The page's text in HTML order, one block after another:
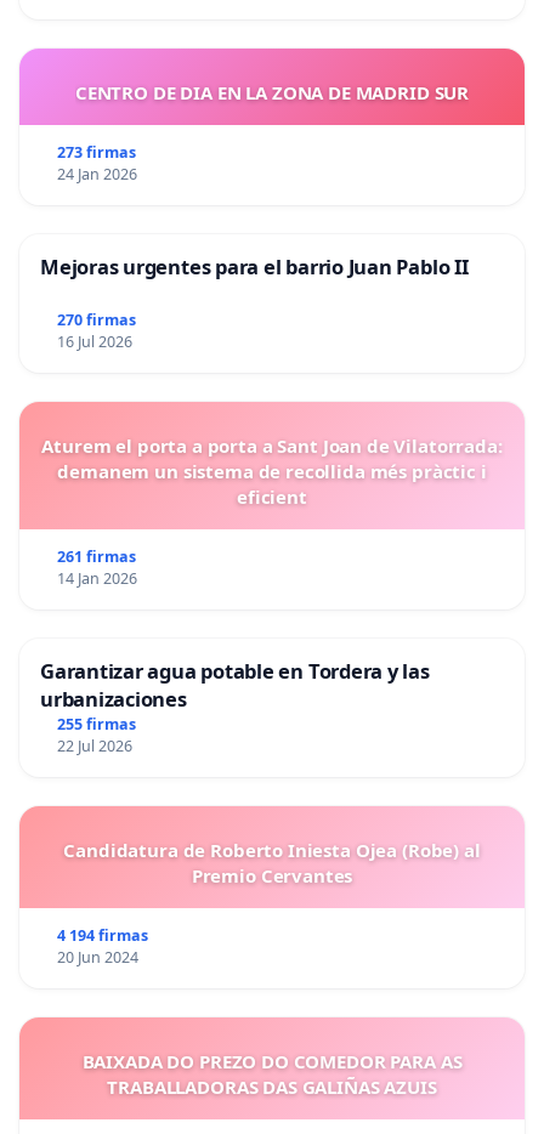
CENTRO DE DIA EN LA ZONA DE MADRID SUR
273 firmas
24 Jan 2026
Mejoras urgentes para el barrio Juan Pablo II
270 firmas
16 Jul 2026
Aturem el porta a porta a Sant Joan de Vilatorrada:
demanem un sistema de recollida més pràctic i
eficient
261 firmas
14 Jan 2026
Garantizar agua potable en Tordera y las
urbanizaciones
255 firmas
22 Jul 2026
Candidatura de Roberto Iniesta Ojea (Robe) al
Premio Cervantes
4 194 firmas
20 Jun 2024
BAIXADA DO PREZO DO COMEDOR PARA AS
TRABALLADORAS DAS GALIÑAS AZUIS